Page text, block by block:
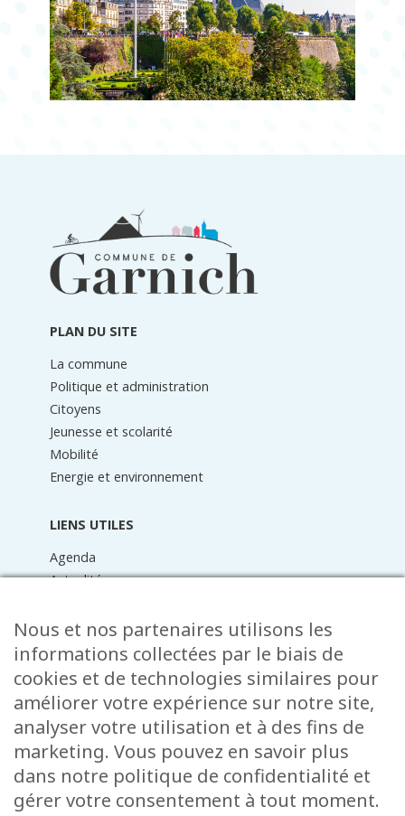
Informations
PLAN DU SITE
La commune
Politique et administration
Citoyens
Jeunesse et scolarité
Mobilité
Energie et environnement
LIENS UTILES
Agenda
Actualités
Raider online
Formulaires
Faq
Contact
CONTACT
15 Rue de l’École
L-8353 Garnich
Nous et nos partenaires utilisons les
informations collectées par le biais de
cookies et de technologies similaires pour
améliorer votre expérience sur notre site,
analyser votre utilisation et à des fins de
marketing. Vous pouvez en savoir plus
dans notre politique de confidentialité et
gérer votre consentement à tout moment.